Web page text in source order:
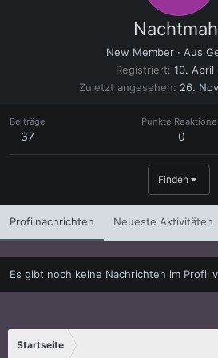
New Member · Aus
Registriert 10. April
Zuletzt angesehen
26.
Beiträge
37
Punkte
0
Finden
Profilnachrichten Neueste Aktivitäten
Es gibt noch keine Nachrichten im Profil
Startseite